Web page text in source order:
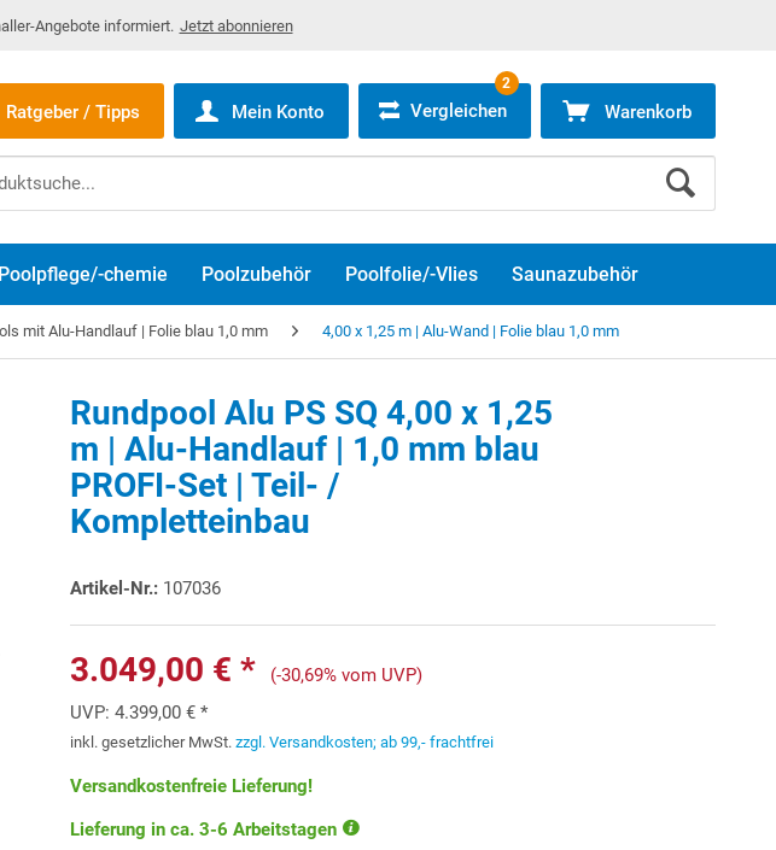
Angebote informiert. Jetzt abonnieren
Ratgeber / Tipps Mein Konto Vergleichen
2
Warenkorb
Poolpflege/-chemie Poolzubehör Poolfolie/-Vlies Saunazubehör
mit Alu-Handlauf | Folie blau 1,0 mm 4,00 x 1,25 m | Alu-Wand | Folie blau 1,0 mm
Rundpool Alu PS SQ 4,00 x 1,25
m | Alu-Handlauf | 1,0 mm blau
PROFI-Set | Teil- /
Kompletteinbau
Artikel-Nr.: 107036
3.049,00 € *
(-30,69% vom UVP)
UVP:4.399,00 € *
inkl. gesetzlicher MwSt.zzgl. Versandkosten; ab 99,- frachtfrei
Versandkostenfreie Lieferung!
Lieferung in ca. 3-6 Arbeitstagen